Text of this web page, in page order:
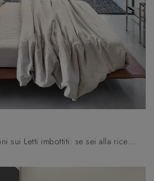
Clicca e ottieni informazioni sui Letti imbottiti: se sei alla ricerca di modelli matrimoniali design, il modello Flamingo Leather Noctis fa per te.